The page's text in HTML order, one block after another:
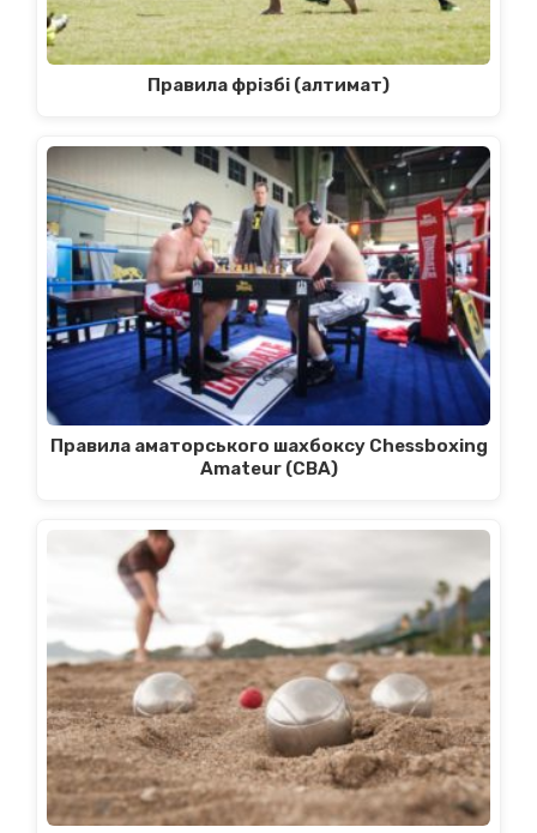
Правила фрізбі (алтимат)
Правила аматорського шахбоксу Chessboxing
Amateur (CBA)